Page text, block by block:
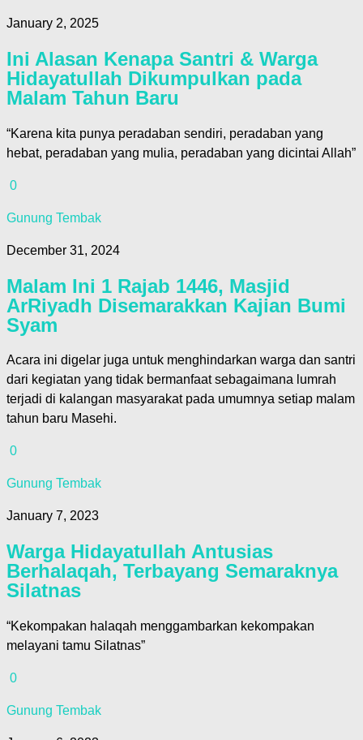
January 2, 2025
Ini Alasan Kenapa Santri & Warga
Hidayatullah Dikumpulkan pada
Malam Tahun Baru
“Karena kita punya peradaban sendiri, peradaban yang
hebat, peradaban yang mulia, peradaban yang dicintai Allah”
0
Gunung Tembak
December 31, 2024
Malam Ini 1 Rajab 1446, Masjid
ArRiyadh Disemarakkan Kajian Bumi
Syam
Acara ini digelar juga untuk menghindarkan warga dan santri
dari kegiatan yang tidak bermanfaat sebagaimana lumrah
terjadi di kalangan masyarakat pada umumnya setiap malam
tahun baru Masehi.
0
Gunung Tembak
January 7, 2023
Warga Hidayatullah Antusias
Berhalaqah, Terbayang Semaraknya
Silatnas
“Kekompakan halaqah menggambarkan kekompakan
melayani tamu Silatnas”
0
Gunung Tembak